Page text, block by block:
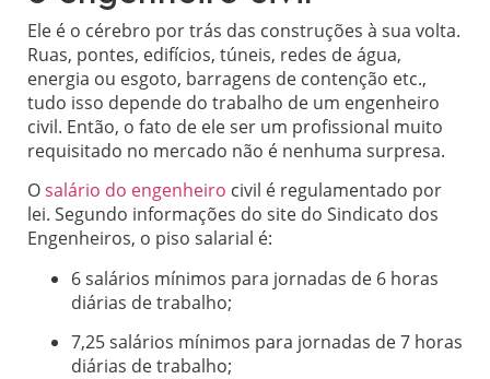
Ele é o cérebro por trás das construções à sua volta.
Ruas, pontes, edifícios, túneis, redes de água,
energia ou esgoto, barragens de contenção etc.,
tudo isso depende do trabalho de um engenheiro
civil. Então, o fato de ele ser um profissional muito
requisitado no mercado não é nenhuma surpresa.
Osalário do engenheiro civil é regulamentado por
lei. Segundo informações do site do Sindicato dos
Engenheiros, o piso salarial é:
6 salários mínimos para jornadas de 6 horas
diárias de trabalho;
7,25 salários mínimos para jornadas de 7 horas
diárias de trabalho;